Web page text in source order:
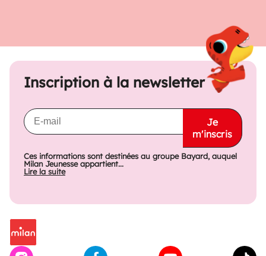
Inscription à la newsletter
Je
m'inscris
Ces informations sont destinées au groupe Bayard, auquel
Milan Jeunesse appartient...
Lire la suite